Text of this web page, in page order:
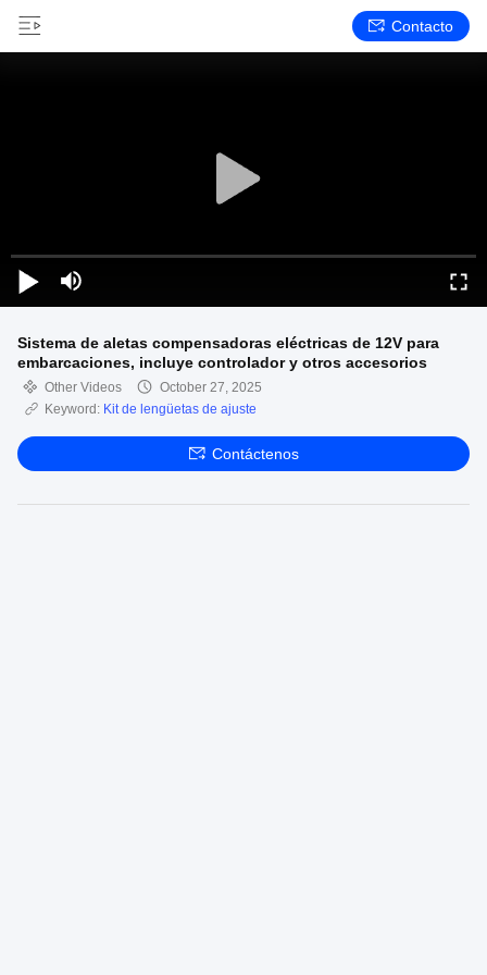
Contacto
Sistema de aletas compensadoras eléctricas de 12V para
embarcaciones, incluye controlador y otros accesorios
Other Videos
October 27, 2025
Keyword: Kit de lengüetas de ajuste
Contáctenos